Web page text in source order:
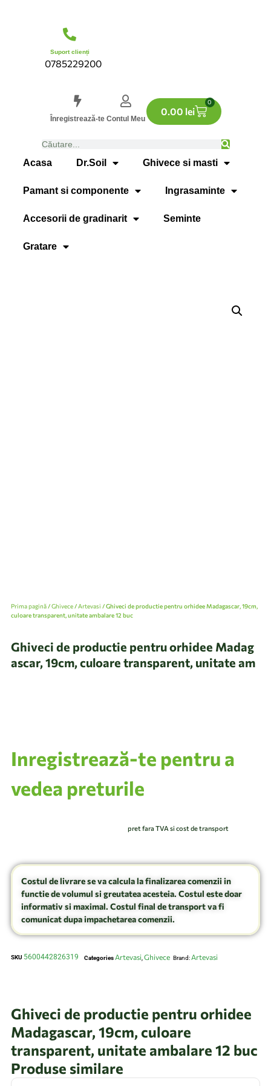
Suport clienți
0785229200
Înregistrează-te Contul Meu
0.00 lei
0
Acasa Dr.Soil Ghivece si masti
Pamant si componente Ingrasaminte
Accesorii de gradinarit Seminte
Gratare
Prima pagină/Ghivece/Artevasi / Ghiveci de productie pentru orhidee Madagascar, 19cm,
culoare transparent, unitate ambalare 12 buc
Ghiveci de productie pentru orhidee Madag
ascar, 19cm, culoare transparent, unitate am
Inregistrează-te pentru a
vedea preturile
pret fara TVA si cost de transport
Costul de livrare se va calcula la finalizarea comenzii in
functie de volumul si greutatea acesteia. Costul este doar
informativ si maximal. Costul final de transport va fi
comunicat dupa impachetarea comenzii.
SKU 5600442826319 Categories Artevasi Ghivece Brand: Artevasi
Ghiveci de productie pentru orhidee
Madagascar, 19cm, culoare
transparent, unitate ambalare 12 buc
Produse similare